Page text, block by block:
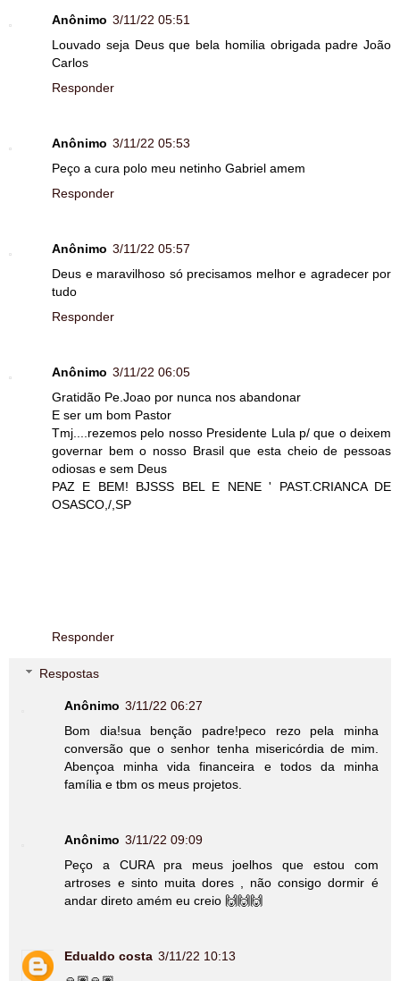
Anônimo 3/11/22 05:51
Louvado seja Deus que bela homilia obrigada padre João
Carlos
Responder
Anônimo 3/11/22 05:53
Peço a cura polo meu netinho Gabriel amem
Responder
Anônimo 3/11/22 05:57
Deus e maravilhoso só precisamos melhor e agradecer por
tudo
Responder
Anônimo 3/11/22 06:05
Gratidão Pe.Joao por nunca nos abandonar
E ser um bom Pastor
Tmj....rezemos pelo nosso Presidente Lula p/ que o deixem
governar bem o nosso Brasil que esta cheio de pessoas
odiosas e sem Deus
PAZ E BEM! BJSSS BEL E NENE ' PAST.CRIANCA DE
OSASCO,/,SP
Responder
Respostas
Anônimo 3/11/22 06:27
Bom dia!sua benção padre!peco rezo pela minha
conversão que o senhor tenha misericórdia de mim.
Abençoa minha vida financeira e todos da minha
família e tbm os meus projetos.
Anônimo 3/11/22 09:09
Peço a CURA pra meus joelhos que estou com
artroses e sinto muita dores , não consigo dormir é
andar direto amém eu creio 🙌🙌🙌
Edualdo costa 3/11/22 10:13